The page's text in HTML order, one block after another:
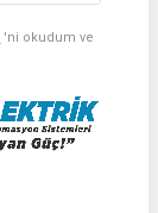
'ni okudum ve